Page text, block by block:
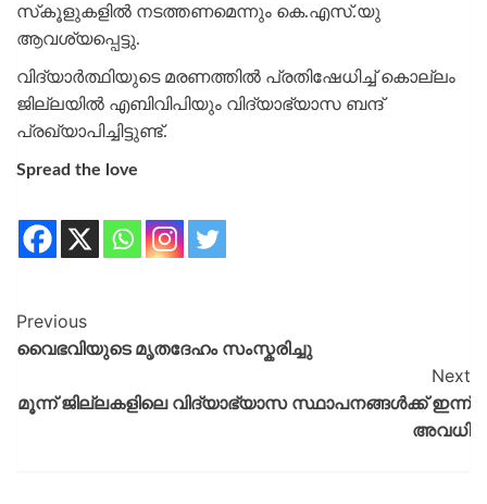
സ്‌കൂളുകളില്‍ നടത്തണമെന്നും കെ.എസ്.യു
ആവശ്യപ്പെട്ടു.
വിദ്യാര്‍ത്ഥിയുടെ മരണത്തില്‍ പ്രതിഷേധിച്ച് കൊല്ലം
ജില്ലയില്‍ എബിവിപിയും വിദ്യാഭ്യാസ ബന്ദ്
പ്രഖ്യാപിച്ചിട്ടുണ്ട്.
Spread the love
Previous
വൈഭവിയുടെ മൃതദേഹം സംസ്കരിച്ചു
Next
മൂന്ന് ജില്ലകളിലെ വിദ്യാഭ്യാസ സ്ഥാപനങ്ങള്‍ക്ക് ഇന്ന്
അവധി